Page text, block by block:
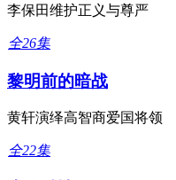
李保田维护正义与尊严
全26集
黎明前的暗战
黄轩演绎高智商爱国将领
全22集